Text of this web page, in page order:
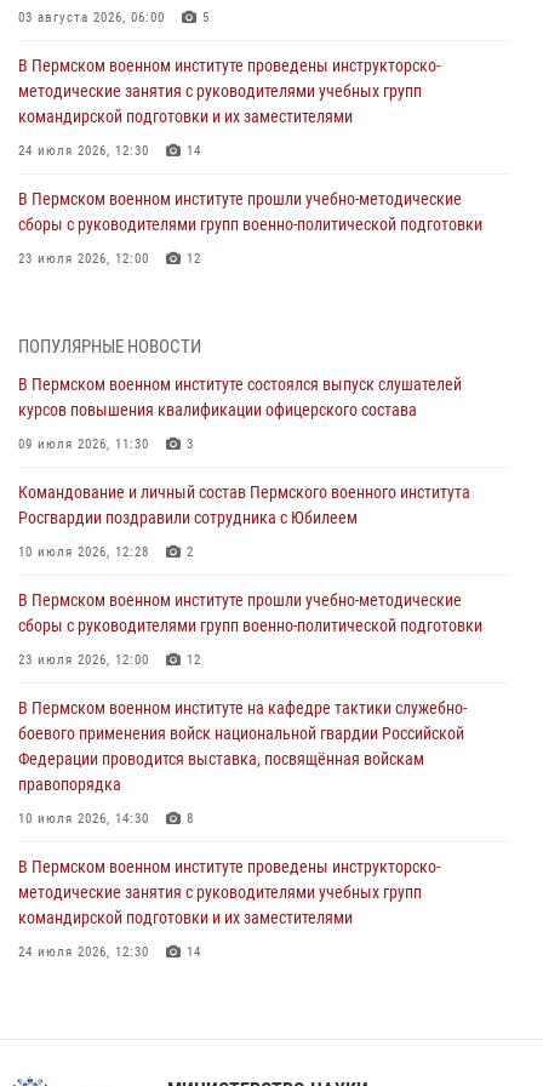
03 августа 2026, 06:00 5
В Пермском военном институте проведены инструкторско-
методические занятия с руководителями учебных групп
командирской подготовки и их заместителями
24 июля 2026, 12:30 14
В Пермском военном институте прошли учебно-методические
сборы с руководителями групп военно-политической подготовки
23 июля 2026, 12:00 12
Федерации проводится выставка, посвящённая войскам
правопорядка
10 июля 2026, 14:30 8
Росгвардии поздравили сотрудника с Юбилеем
10 июля 2026, 12:28 2
курсов повышения квалификации офицерского состава
09 июля 2026, 11:30 3
по набору абитуриентов из числа граждан, прошедших и не
проходивших военную службу
08 июля 2026, 09:36 2
Военнослужащие Пермского военного института приняли участие в
боксу
07 июля 2026, 10:30 4
ПОПУЛЯРНЫЕ НОВОСТИ
В Пермском военном институте состоялся выпуск слушателей
курсов повышения квалификации офицерского состава
09 июля 2026, 11:30 3
Командование и личный состав Пермского военного института
Росгвардии поздравили сотрудника с Юбилеем
10 июля 2026, 12:28 2
В Пермском военном институте прошли учебно-методические
сборы с руководителями групп военно-политической подготовки
23 июля 2026, 12:00 12
В Пермском военном институте на кафедре тактики служебно-
боевого применения войск национальной гвардии Российской
Федерации проводится выставка, посвящённая войскам
правопорядка
10 июля 2026, 14:30 8
В Пермском военном институте проведены инструкторско-
методические занятия с руководителями учебных групп
командирской подготовки и их заместителями
24 июля 2026, 12:30 14